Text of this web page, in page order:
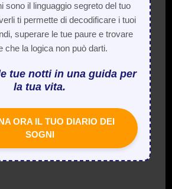
sono il linguaggio segreto del tuo
ti permette di decodificare i tuoi
superare le tue paure e trovare
che la logica non può darti.
tue notti in una guida per
la tua vita.
ORA IL TUO DIARIO DEI
SOGNI